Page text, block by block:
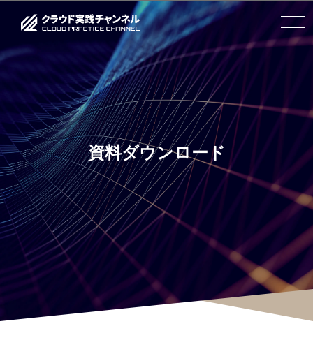
toggle
navigation
資料ダウンロード